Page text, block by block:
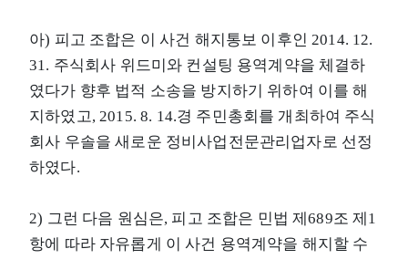
아) 피고 조합은 이 사건 해지통보 이후인 2014. 12.
31. 주식회사 위드미와 컨설팅 용역계약을 체결하
였다가 향후 법적 소송을 방지하기 위하여 이를 해
지하였고, 2015. 8. 14.경 주민총회를 개최하여 주식
회사 우솔을 새로운 정비사업전문관리업자로 선정
하였다.
2) 그런 다음 원심은, 피고 조합은 민법 제689조 제1
항에 따라 자유롭게 이 사건 용역계약을 해지할 수